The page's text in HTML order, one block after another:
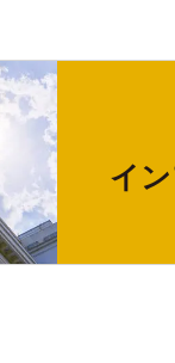
イ